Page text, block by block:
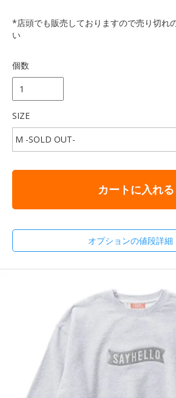
*店頭でも販売しておりますので売り切れ
い
個数
SIZE
カートに入れる
オプションの値段詳細